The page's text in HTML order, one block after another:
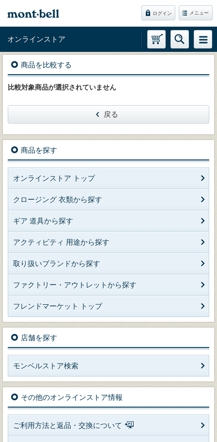
ログイン メニュー
オンラインストア
商品を比較する
比較対象商品が選択されていません
戻る
商品を探す
オンラインストア トップ
クロージング 衣類から探す
ギア 道具から探す
アクティビティ 用途から探す
取り扱いブランドから探す
ファクトリー・アウトレットから探す
フレンドマーケット トップ
店舗を探す
モンベルストア検索
その他のオンラインストア情報
ご利用方法と返品・交換について